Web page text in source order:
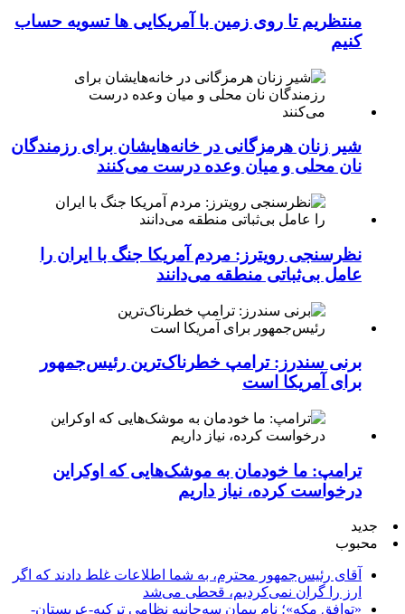
منتظریم تا روی زمین با آمریکایی ها تسویه حساب
کنیم
شیر زنان هرمزگانی در خانه‌هایشان برای رزمندگان
نان محلی و میان وعده درست می‌کنند
نظرسنجی رویترز: مردم آمریکا جنگ با ایران را
عامل بی‌ثباتی منطقه می‌دانند
برنی سندرز: ترامپ خطرناک‌ترین رئیس‌جمهور
برای آمریکا است
ترامپ: ما خودمان به موشک‌هایی که اوکراین
درخواست کرده، نیاز داریم
جدید
محبوب
آقای رئیس‌جمهور محترم، به شما اطلاعات غلط دادند که اگر
ارز را گران نمی‌کردیم، قحطی می‌شد
«توافق مکه»؛ نام پیمان سه‌جانبه نظامی ترکیه-عربستان-